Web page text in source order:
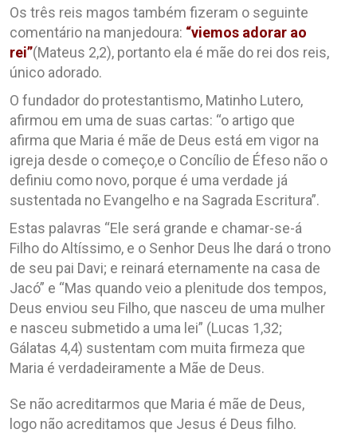
Os três reis magos também fizeram o seguinte
comentário na manjedoura: “viemos adorar ao
rei”(Mateus 2,2), portanto ela é mãe do rei dos reis,
único adorado.
O fundador do protestantismo, Matinho Lutero,
afirmou em uma de suas cartas: “o artigo que
afirma que Maria é mãe de Deus está em vigor na
igreja desde o começo,e o Concílio de Éfeso não o
definiu como novo, porque é uma verdade já
sustentada no Evangelho e na Sagrada Escritura”.
Estas palavras “Ele será grande e chamar-se-á
Filho do Altíssimo, e o Senhor Deus lhe dará o trono
de seu pai Davi; e reinará eternamente na casa de
Jacó” e “Mas quando veio a plenitude dos tempos,
Deus enviou seu Filho, que nasceu de uma mulher
e nasceu submetido a uma lei” (Lucas 1,32;
Gálatas 4,4) sustentam com muita firmeza que
Maria é verdadeiramente a Mãe de Deus.
Se não acreditarmos que Maria é mãe de Deus,
logo não acreditamos que Jesus é Deus filho.